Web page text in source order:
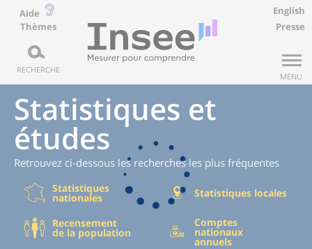
Aide
Thèmes
RECHERCHE
English
Presse
MENU
Statistiques et
études
Retrouvez ci-dessous les recherches les plus fréquentes
Statistiques
nationales Statistiques locales
Recensement
de la population
Comptes
nationaux
annuels